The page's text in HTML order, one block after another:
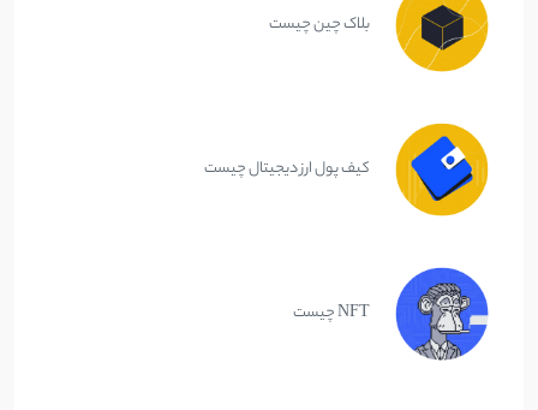
بلاک چین چیست
کیف پول ارز دیجیتال چیست
NFT چیست